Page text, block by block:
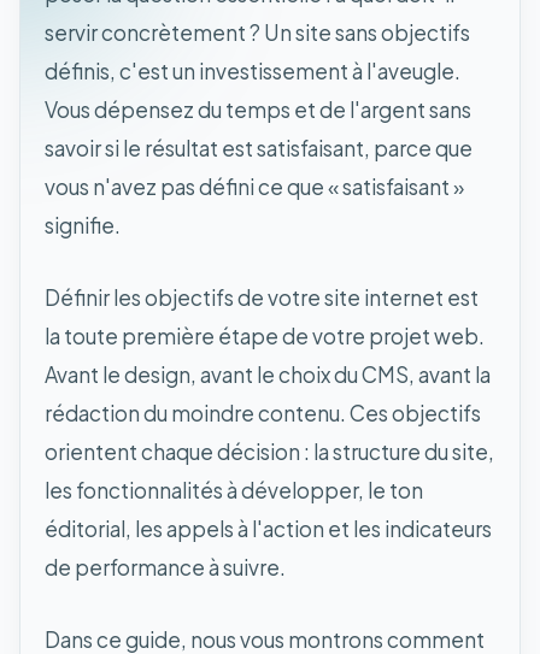
servir concrètement ? Un site sans objectifs
définis, c'est un investissement à l'aveugle.
Vous dépensez du temps et de l'argent sans
savoir si le résultat est satisfaisant, parce que
vous n'avez pas défini ce que « satisfaisant »
signifie.
Définir les objectifs de votre site internet est
la toute première étape de votre projet web.
Avant le design, avant le choix du CMS, avant la
rédaction du moindre contenu. Ces objectifs
orientent chaque décision : la structure du site,
les fonctionnalités à développer, le ton
éditorial, les appels à l'action et les indicateurs
de performance à suivre.
Dans ce guide, nous vous montrons comment